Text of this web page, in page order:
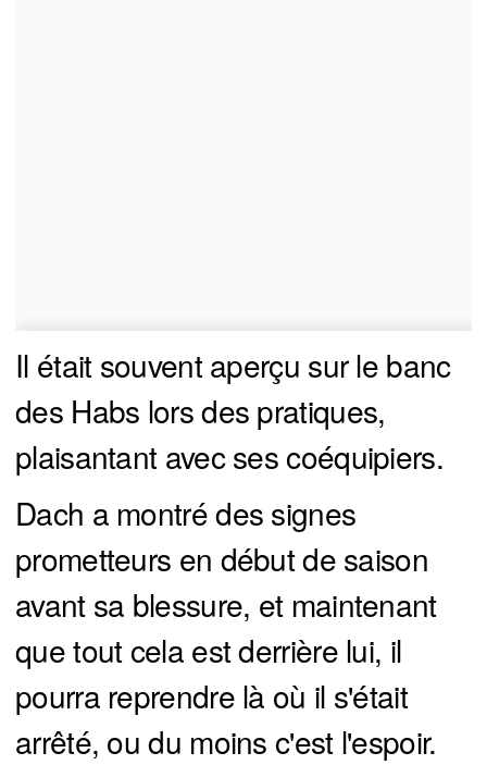
Il était souvent aperçu sur le banc
des Habs lors des pratiques,
plaisantant avec ses coéquipiers.
Dach a montré des signes
prometteurs en début de saison
avant sa blessure, et maintenant
que tout cela est derrière lui, il
pourra reprendre là où il s'était
arrêté, ou du moins c'est l'espoir.